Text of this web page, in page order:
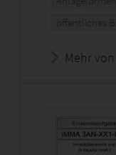
öffentliches
Mehr von